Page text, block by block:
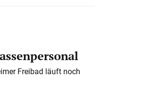
Freibad läuft noch